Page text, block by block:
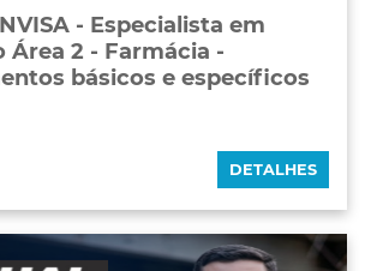
- Especialista em
Área 2 - Farmácia -
básicos e específicos
DETALHES